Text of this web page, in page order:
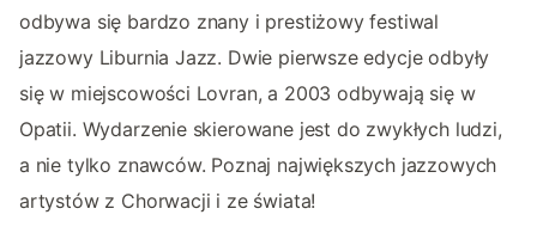
odbywa się bardzo znany i prestiżowy festiwal
jazzowy Liburnia Jazz. Dwie pierwsze edycje odbyły
się w miejscowości Lovran, a 2003 odbywają się w
Opatii. Wydarzenie skierowane jest do zwykłych ludzi,
a nie tylko znawców. Poznaj największych jazzowych
artystów z Chorwacji i ze świata!